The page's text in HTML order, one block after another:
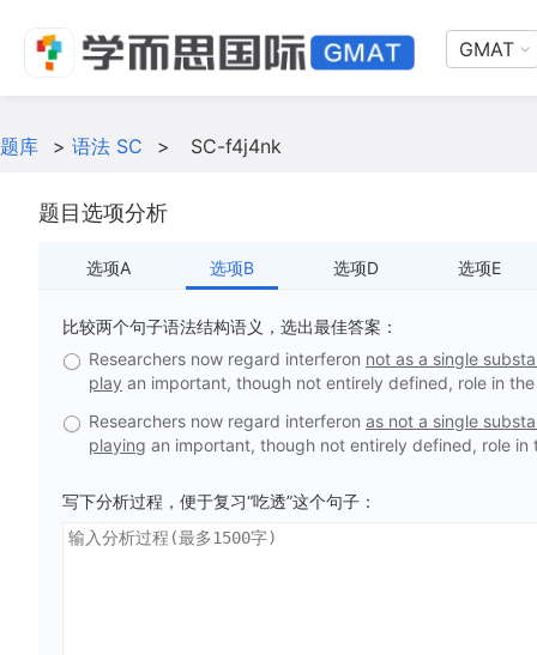
GMAT
题库 > 语法 SC > SC-f4j4nk
题目选项分析
选项A 选项B 选项D 选项E
比较两个句子语法结构语义，选出最佳答案：
Researchers now regard interferon not as a single
play an important, though not entirely defined, role in
Researchers now regard interferon as not a single
playing an important, though not entirely defined, role in
写下分析过程，便于复习“吃透”这个句子：